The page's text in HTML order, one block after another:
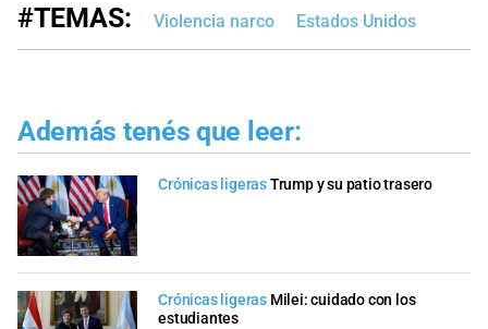
#TEMAS: Violencia narco Estados Unidos
Además tenés que leer:
Crónicas ligerasTrump y su patio trasero
Crónicas ligeras Milei: cuidado con los
estudiantes